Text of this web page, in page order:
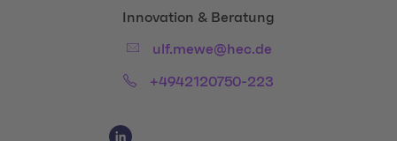
Title:
Innovation & Beratung
Email:ulf.mewe@hec.de
Phone:+4942120750-223
Social Media Links